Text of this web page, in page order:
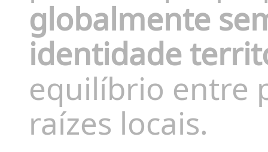
globalmente
identidade
equilíbrio entre
raízes locais.